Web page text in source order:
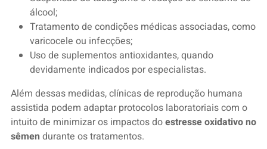
álcool;
Tratamento de condições médicas associadas, como
varicocele ou infecções;
Uso de suplementos antioxidantes, quando
devidamente indicados por especialistas.
Além dessas medidas, clínicas de reprodução humana
assistida podem adaptar protocolos laboratoriais com o
intuito de minimizar os impactos doestresse oxidativo no
sêmen durante os tratamentos.